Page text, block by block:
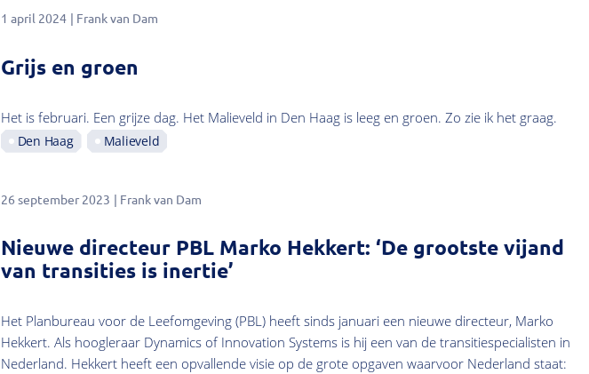
1 april 2024 Frank van Dam
Grijs en groen
Het is februari. Een grijze dag. Het Malieveld in Den Haag is leeg en groen. Zo zie ik het graag.
Den Haag Malieveld
26 september 2023 Frank van Dam
Nieuwe directeur PBL Marko Hekkert: ‘De grootste vijand
van transities is inertie’
Het Planbureau voor de Leefomgeving (PBL) heeft sinds januari een nieuwe directeur, Marko
Hekkert. Als hoogleraar Dynamics of Innovation Systems is hij een van de transitiespecialisten in
Nederland. Hekkert heeft een opvallende visie op de grote opgaven waarvoor Nederland staat: